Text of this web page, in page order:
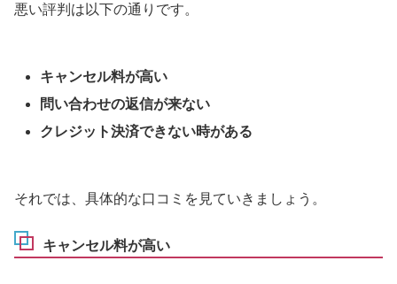
悪い評判は以下の通りです。
キャンセル料が高い
問い合わせの返信が来ない
クレジット決済できない時がある
それでは、具体的な口コミを見ていきましょう。
キャンセル料が高い